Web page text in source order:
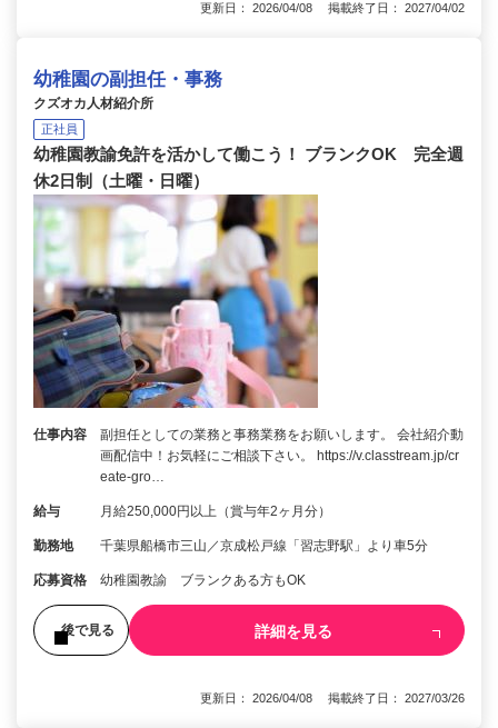
更新日： 2026/04/08 掲載終了日： 2027/04/02
幼稚園の副担任・事務
クズオカ人材紹介所
正社員
幼稚園教諭免許を活かして働こう！ ブランクOK 完全週
休2日制（土曜・日曜）
仕事内容
副担任としての業務と事務業務をお願いします。 会社紹介動
画配信中！お気軽にご相談下さい。 https://v.classtream.jp/cr
eate-gro…
給与 月給250,000円以上（賞与年2ヶ月分）
勤務地 千葉県船橋市三山／京成松戸線「習志野駅」より車5分
応募資格 幼稚園教諭 ブランクある方もOK
後で見る 詳細を見る
更新日： 2026/04/08 掲載終了日： 2027/03/26